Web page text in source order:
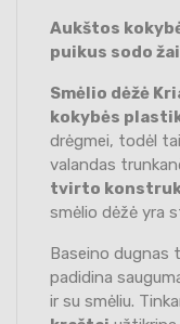
Aukštos
puikus sodo
Smėlio dėžė
kokybės
drėgmei, todėl
valandas
tvirto
smėlio dėžė yra
Baseino dugnas
padidina
ir su smėliu.